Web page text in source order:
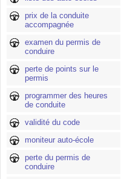
prix de la conduite
accompagnée
examen du permis de
conduire
perte de points sur le
permis
programmer des heures
de conduite
validité du code
moniteur auto-école
perte du permis de
conduire